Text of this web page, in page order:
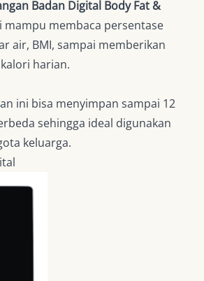
Badan Digital Body Fat &
mampu membaca persentase
air, BMI, sampai memberikan
harian.
ini bisa menyimpan sampai 12
sehingga ideal digunakan
keluarga.